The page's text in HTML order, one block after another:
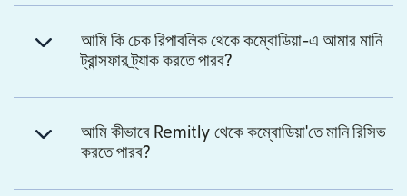
আমি কি চেক রিপাবলিক থেকে কম্বোডিয়া-এ আমার মানি
ট্রান্সফার ট্র্যাক করতে পারব?
আমি কীভাবে Remitly থেকে কম্বোডিয়া'তে মানি রিসিভ
করতে পারব?